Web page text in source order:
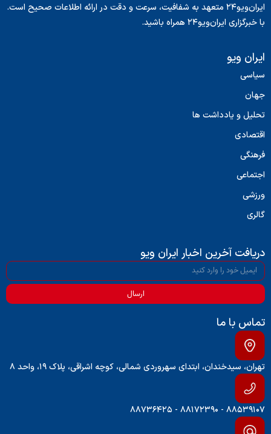
ایران‌ویو۲۴ متعهد به شفافیت، سرعت و دقت در ارائه اطلاعات صحیح است.
با خبرگزاری ایران‌ویو۲۴ همراه باشید.
ایران ویو
سیاسی
جهان
تحلیل و یادداشت ها
اقتصادی
فرهنگی
اجتماعی
ورزشی
گالری
دریافت آخرین اخبار ایران ویو
ارسال
تماس با ما
تهران، سیدخندان، ابتدای سهروردی شمالی، کوچه اشراقی، پلاک ۱۹، واحد ۸
۸۸۵۳۹۱۰۷ - ۸۸۱۷۲۳۹۰ - ۸۸۷۳۶۴۲۵